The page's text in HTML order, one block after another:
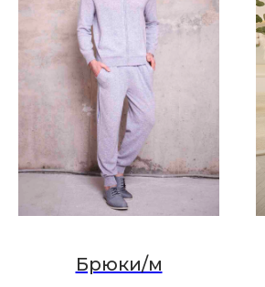
Брюки/м
Хотите быть в курсе всех новинок
и акций, подпишитесь на email рассылку
Ваш e-mail
Подписаться
MIR CASHMERE Official